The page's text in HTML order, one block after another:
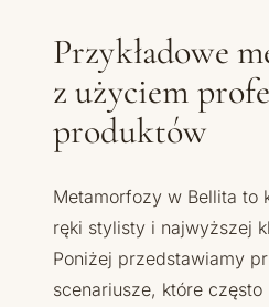
Przykładowe
z użyciem
produktów
Metamorfozy w Bellita to
ręki stylisty i najwyższej
Poniżej przedstawiamy
scenariusze, które